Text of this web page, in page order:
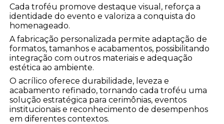
Cada troféu promove destaque visual, reforça a
identidade do evento e valoriza a conquista do
homenageado.
A fabricação personalizada permite adaptação de
formatos, tamanhos e acabamentos, possibilitando
integração com outros materiais e adequação
estética ao ambiente.
O acrílico oferece durabilidade, leveza e
acabamento refinado, tornando cada troféu uma
solução estratégica para cerimônias, eventos
institucionais e reconhecimento de desempenhos
em diferentes contextos.